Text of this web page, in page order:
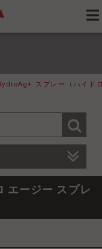
スプレー（ハイド
エージー スプレ